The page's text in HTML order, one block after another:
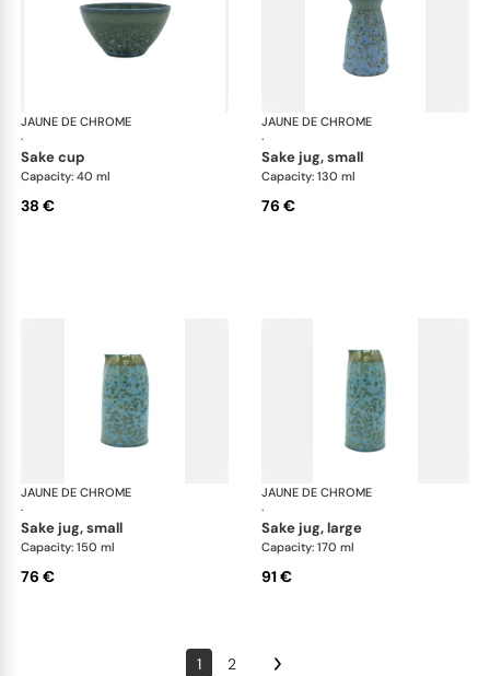
JAUNE DE CHROME
·
Nymphéa
sake cup
Capacity: 40 ml
38 €
JAUNE DE CHROME
·
sake jug, small
Capacity: 130 ml
76 €
JAUNE DE CHROME
·
Nymphéa
sake jug, small
Capacity: 150 ml
76 €
JAUNE DE CHROME
·
sake jug, large
Capacity: 170 ml
91 €
1 2